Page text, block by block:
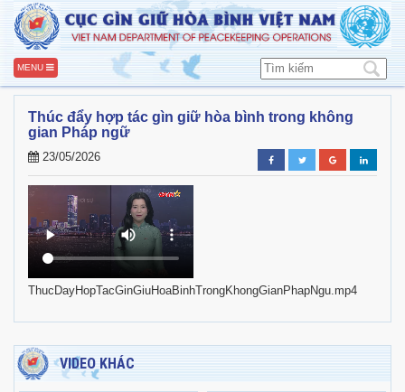
MENU
Thúc đẩy hợp tác gìn giữ hòa bình trong không
gian Pháp ngữ
23/05/2026
ThucDayHopTacGinGiuHoaBinhTrongKhongGianPhapNgu.mp4
VIDEO KHÁC